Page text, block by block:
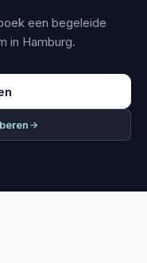
een begeleide
in Hamburg.